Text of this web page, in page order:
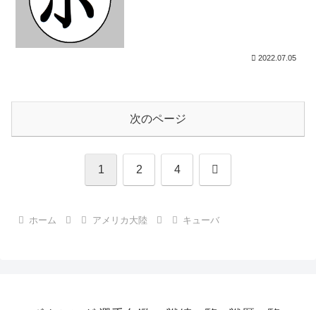
2022.07.05
次のページ
1 2 4 次
ホーム アメリカ大陸 キューバ